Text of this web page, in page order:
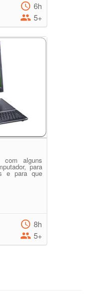
6h
5+
com alguns
para
e para que
8h
5+